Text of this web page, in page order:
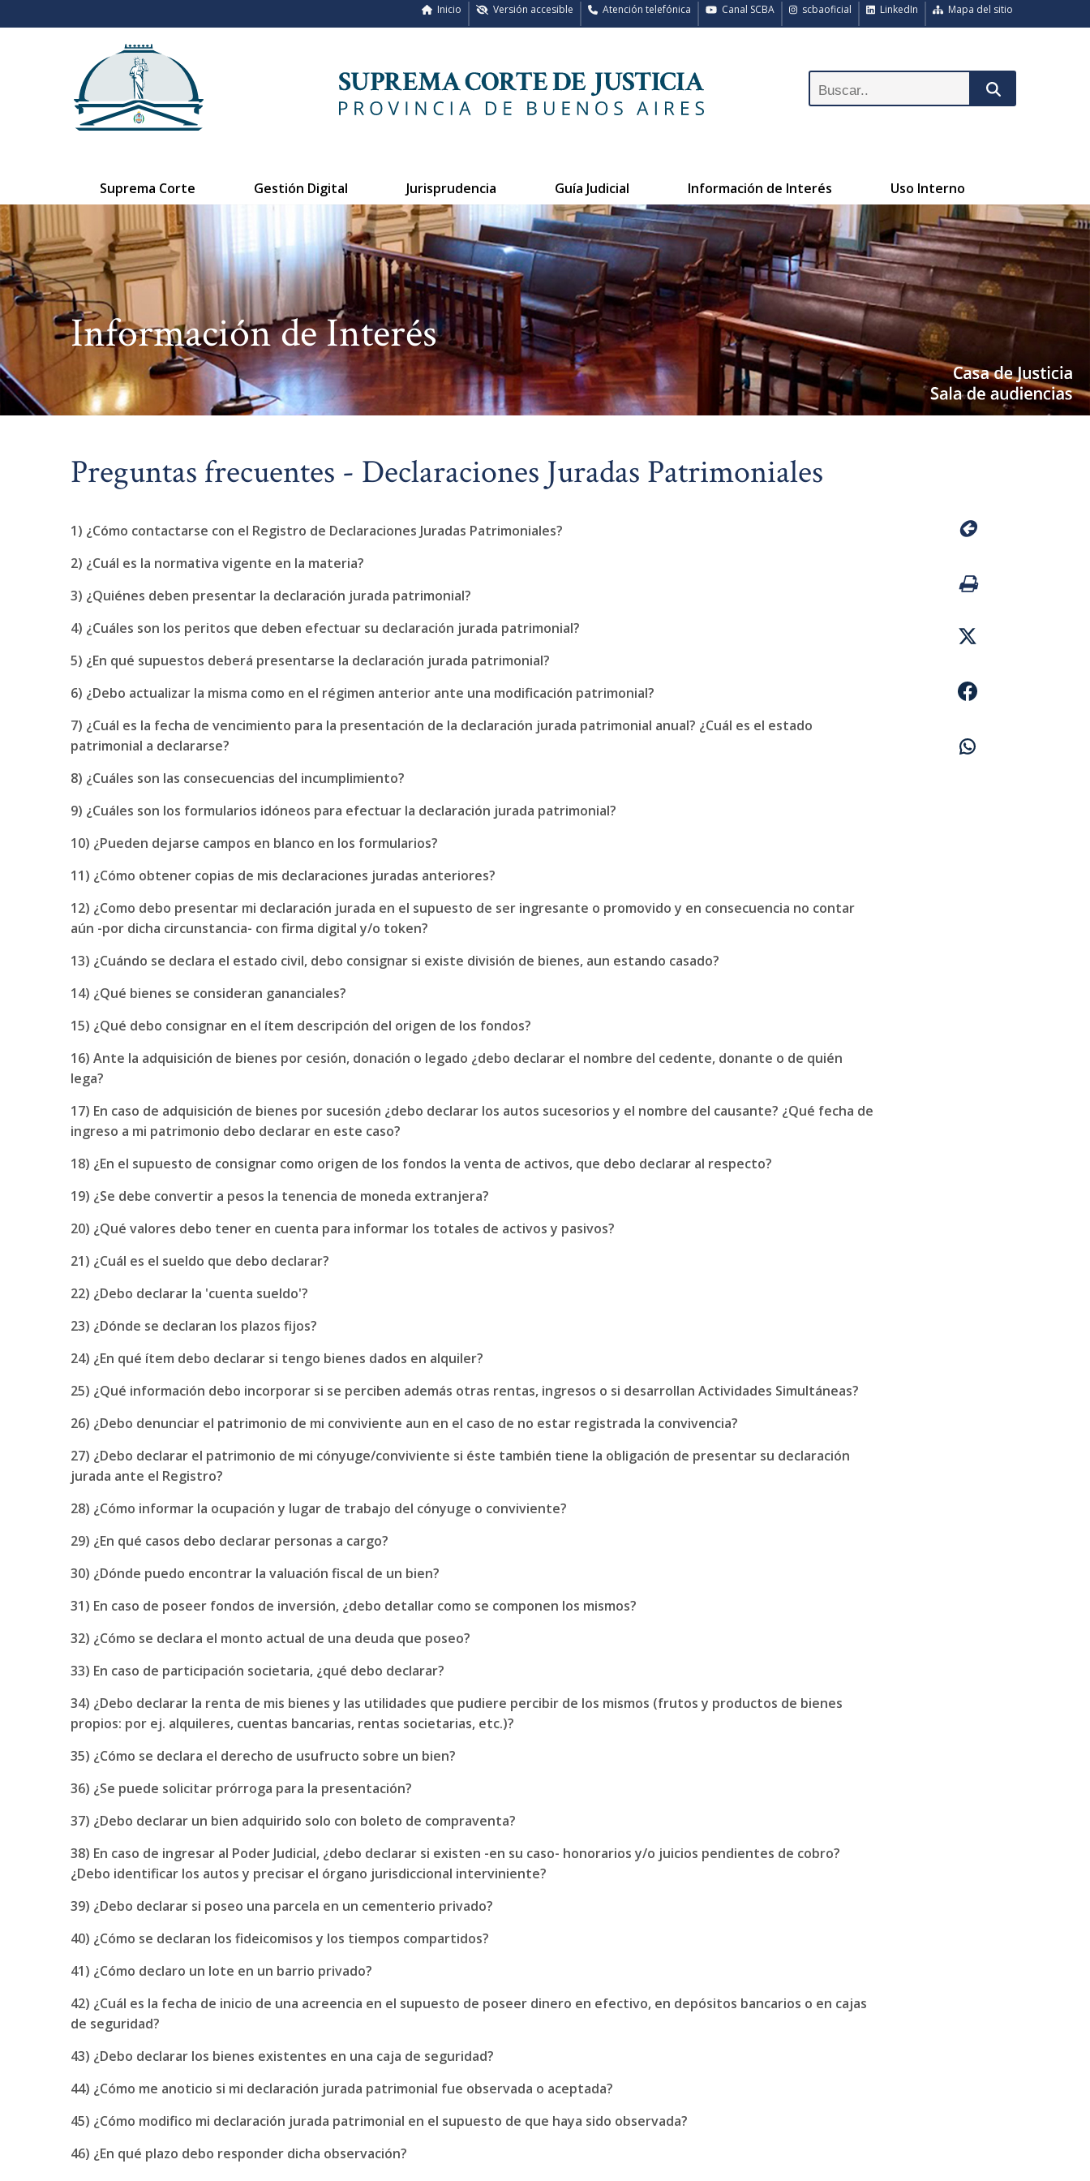
Mapa del sitio
LinkedIn
scbaoficial
Canal SCBA
Atención telefónica
Versión accesible
Inicio
Suprema Corte Gestión Digital Jurisprudencia Guía Judicial Información de Interés Uso Interno
Información de Interés
Preguntas frecuentes - Declaraciones Juradas Patrimoniales
1) ¿Cómo contactarse con el Registro de Declaraciones Juradas Patrimoniales?
2) ¿Cuál es la normativa vigente en la materia?
3) ¿Quiénes deben presentar la declaración jurada patrimonial?
4) ¿Cuáles son los peritos que deben efectuar su declaración jurada patrimonial?
5) ¿En qué supuestos deberá presentarse la declaración jurada patrimonial?
6) ¿Debo actualizar la misma como en el régimen anterior ante una modificación patrimonial?
7) ¿Cuál es la fecha de vencimiento para la presentación de la declaración jurada patrimonial anual? ¿Cuál es el estado
patrimonial a declararse?
8) ¿Cuáles son las consecuencias del incumplimiento?
9) ¿Cuáles son los formularios idóneos para efectuar la declaración jurada patrimonial?
10) ¿Pueden dejarse campos en blanco en los formularios?
11) ¿Cómo obtener copias de mis declaraciones juradas anteriores?
12) ¿Como debo presentar mi declaración jurada en el supuesto de ser ingresante o promovido y en consecuencia no contar
aún -por dicha circunstancia- con firma digital y/o token?
13) ¿Cuándo se declara el estado civil, debo consignar si existe división de bienes, aun estando casado?
14) ¿Qué bienes se consideran gananciales?
15) ¿Qué debo consignar en el ítem descripción del origen de los fondos?
16) Ante la adquisición de bienes por cesión, donación o legado ¿debo declarar el nombre del cedente, donante o de quién
lega?
17) En caso de adquisición de bienes por sucesión ¿debo declarar los autos sucesorios y el nombre del causante? ¿Qué fecha de
ingreso a mi patrimonio debo declarar en este caso?
18) ¿En el supuesto de consignar como origen de los fondos la venta de activos, que debo declarar al respecto?
19) ¿Se debe convertir a pesos la tenencia de moneda extranjera?
20) ¿Qué valores debo tener en cuenta para informar los totales de activos y pasivos?
21) ¿Cuál es el sueldo que debo declarar?
22) ¿Debo declarar la 'cuenta sueldo'?
23) ¿Dónde se declaran los plazos fijos?
24) ¿En qué ítem debo declarar si tengo bienes dados en alquiler?
25) ¿Qué información debo incorporar si se perciben además otras rentas, ingresos o si desarrollan Actividades Simultáneas?
26) ¿Debo denunciar el patrimonio de mi conviviente aun en el caso de no estar registrada la convivencia?
27) ¿Debo declarar el patrimonio de mi cónyuge/conviviente si éste también tiene la obligación de presentar su declaración
jurada ante el Registro?
28) ¿Cómo informar la ocupación y lugar de trabajo del cónyuge o conviviente?
29) ¿En qué casos debo declarar personas a cargo?
30) ¿Dónde puedo encontrar la valuación fiscal de un bien?
31) En caso de poseer fondos de inversión, ¿debo detallar como se componen los mismos?
32) ¿Cómo se declara el monto actual de una deuda que poseo?
33) En caso de participación societaria, ¿qué debo declarar?
34) ¿Debo declarar la renta de mis bienes y las utilidades que pudiere percibir de los mismos (frutos y productos de bienes
propios: por ej. alquileres, cuentas bancarias, rentas societarias, etc.)?
35) ¿Cómo se declara el derecho de usufructo sobre un bien?
36) ¿Se puede solicitar prórroga para la presentación?
37) ¿Debo declarar un bien adquirido solo con boleto de compraventa?
38) En caso de ingresar al Poder Judicial, ¿debo declarar si existen -en su caso- honorarios y/o juicios pendientes de cobro?
¿Debo identificar los autos y precisar el órgano jurisdiccional interviniente?
39) ¿Debo declarar si poseo una parcela en un cementerio privado?
40) ¿Cómo se declaran los fideicomisos y los tiempos compartidos?
41) ¿Cómo declaro un lote en un barrio privado?
42) ¿Cuál es la fecha de inicio de una acreencia en el supuesto de poseer dinero en efectivo, en depósitos bancarios o en cajas
de seguridad?
43) ¿Debo declarar los bienes existentes en una caja de seguridad?
44) ¿Cómo me anoticio si mi declaración jurada patrimonial fue observada o aceptada?
45) ¿Cómo modifico mi declaración jurada patrimonial en el supuesto de que haya sido observada?
46) ¿En qué plazo debo responder dicha observación?